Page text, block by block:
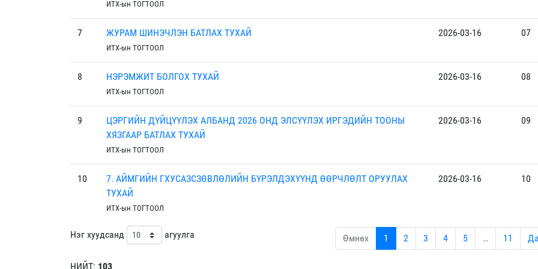
ИТХ-ын ТОГТООЛ
7 ЖУРАМ ШИНЭЧЛЭН БАТЛАХ ТУХАЙ
ИТХ-ын ТОГТООЛ
2026-03-16 07
8 НЭРЭМЖИТ БОЛГОХ ТУХАЙ
ИТХ-ын ТОГТООЛ
2026-03-16 08
9
ЦЭРГИЙН ДҮЙЦҮҮЛЭХ АЛБАНД 2026 ОНД ЭЛСҮҮЛЭХ ИРГЭДИЙН ТООНЫ
ХЯЗГААР БАТЛАХ ТУХАЙ
ИТХ-ын ТОГТООЛ
2026-03-16 09
10
7. АЙМГИЙН ГХУСАЗСЗӨВЛӨЛИЙН БҮРЭЛДЭХҮҮНД ӨӨРЧЛӨЛТ ОРУУЛАХ
ТУХАЙ
ИТХ-ын ТОГТООЛ
2026-03-16 10
Нэг хуудсанд агуулга Өмнөх 1 2 3 4 5 … 11
НИЙТ: 103